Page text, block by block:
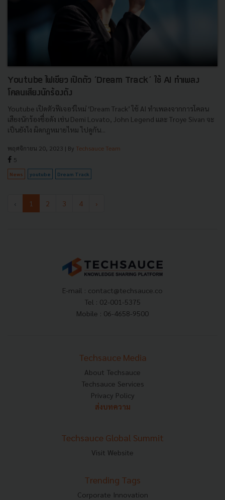
Youtube ไฟเขียว เปิดตัว ‘Dream Track’ ใช้ AI ทำเพลง
โคลนเสียงนักร้องดัง
Youtube เปิดตัวฟีเจอร์ใหม่ ‘Dream Track’ ใช้ AI ทำเพลงจากการโคลน
เสียงนักร้องชื่อดัง เช่น Demi Lovato, John Legend และ Troye Sivan จะ
เป็นยังไง ผิดกฎหมายไหม ไปดูกัน...
พฤศจิกายน 20, 2023 | By Techsauce Team
5
News youtube Dream Track
‹ 1 2 3 4 ›
E-mail : contact@techsauce.co
Tel : 02-001-5375
Mobile : 06-4658-9500
Techsauce Media
About Techsauce
Techsauce Services
Privacy Policy
ส่งบทความ
Techsauce Global Summit
Visit Website
Trending Tags
Corporate Innovation